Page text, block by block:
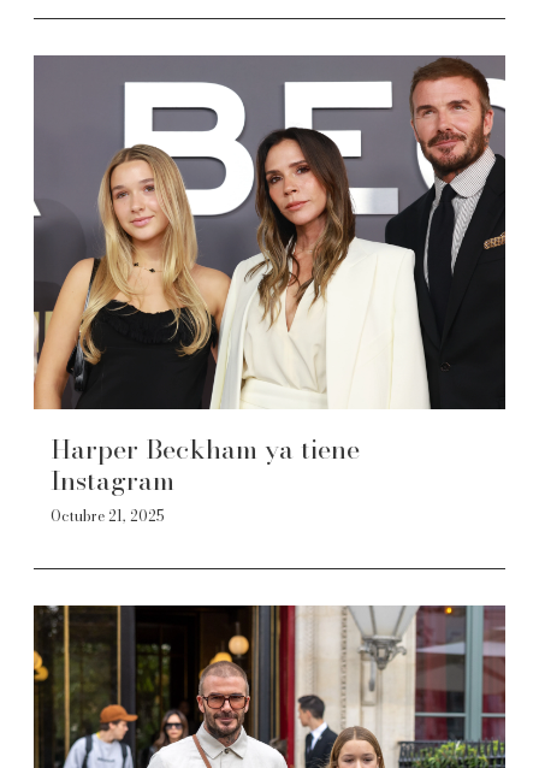
Harper Beckham ya tiene
Instagram
Octubre 21, 2025